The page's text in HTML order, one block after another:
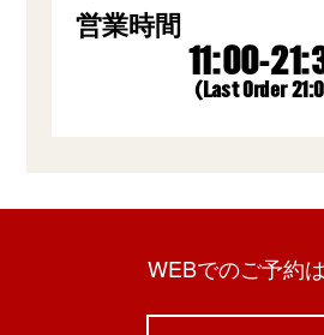
営業時間
11:00-
(Last Order
WEBでのご予約